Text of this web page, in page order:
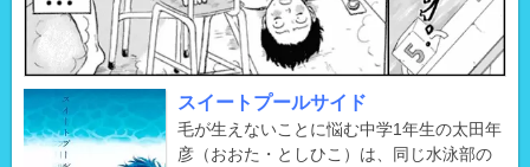
スイートプールサイド
毛が生えないことに悩む中学1年生の太田年
彦（おおた・としひこ）は、同じ水泳部の